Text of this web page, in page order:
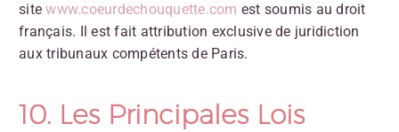
sitewww.coeurdechouquette.com est soumis au droit
français. Il est fait attribution exclusive de juridiction
aux tribunaux compétents de Paris.
10. Les Principales Lois